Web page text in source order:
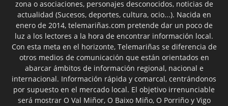
zona o asociaciones, personajes desconocidos, noticias de
actualidad (Sucesos, deportes, cultura, ocio...). Nacida en
enero de 2014, telemariñas.com pretende dar un poco de
luz a los lectores a la hora de encontrar información local.
Con esta meta en el horizonte, Telemariñas se diferencia de
otros medios de comunicación que están orientados en
abarcar ámbitos de información regional, nacional e
internacional. Información rápida y comarcal, centrándonos
por supuesto en el mercado local. El objetivo irrenunciable
será mostrar O Val Miñor, O Baixo Miño, O Porriño y Vigo